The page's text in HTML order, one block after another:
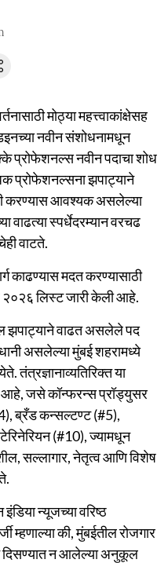
मोठ्या महत्त्वाकांक्षेसह
नवीन संशोधनामधून
प्रोफेशनल्स नवीन पदाचा शोध
प्रोफेशनल्सना झपाट्याने
करण्यास आवश्यक असलेल्या
स्पर्धेदरम्यान वरचढ
वाटते.
काढण्यास मदत करण्यासाठी
लिस्ट जारी केली आहे.
झपाट्याने वाढत असलेले पद
असलेल्या मुंबई शहरामध्ये
तंत्रज्ञानाव्यतिरिक्त या
आहे, जसे कॉन्फरन्स प्रॉड्युसर
ब्रँड कन्सल्टण्ट (#5),
(#10), ज्यामधून
सल्लागार, नेतृत्व आणि विशेष
न्यूजच्या वरिष्ठ
म्हणाल्या की, मुंबईतील रोजगार
दिसण्यात न आलेल्या अनुकूल